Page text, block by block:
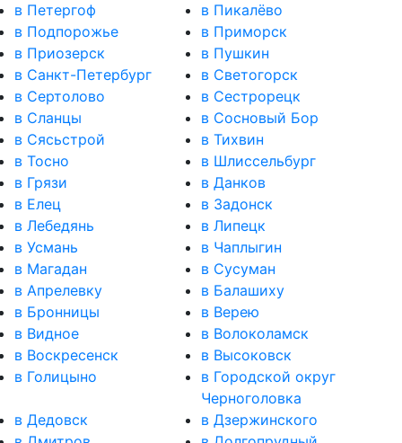
в Петергоф
в Пикалёво
в Подпорожье
в Приморск
в Приозерск
в Пушкин
в Санкт-Петербург
в Светогорск
в Сертолово
в Сестрорецк
в Сланцы
в Сосновый Бор
в Сясьстрой
в Тихвин
в Тосно
в Шлиссельбург
в Грязи
в Данков
в Елец
в Задонск
в Лебедянь
в Липецк
в Усмань
в Чаплыгин
в Магадан
в Сусуман
в Апрелевку
в Балашиху
в Бронницы
в Верею
в Видное
в Волоколамск
в Воскресенск
в Высоковск
в Голицыно
в Городской округ
Черноголовка
в Дедовск
в Дзержинского